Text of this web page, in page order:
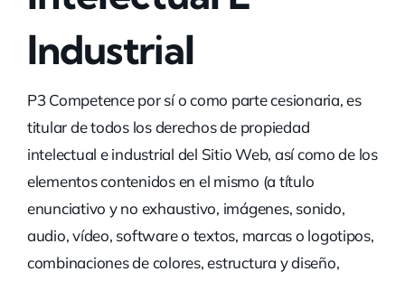
Industrial
P3 Competence por sí o como parte cesionaria, es
titular de todos los derechos de propiedad
intelectual e industrial del Sitio Web, así como de los
elementos contenidos en el mismo (a título
enunciativo y no exhaustivo, imágenes, sonido,
audio, vídeo, software o textos, marcas o logotipos,
combinaciones de colores, estructura y diseño,